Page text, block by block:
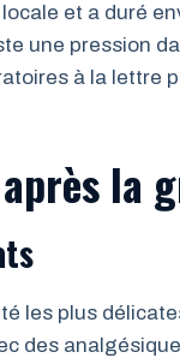
et a duré
une pression
à la lettre
la
les plus
des